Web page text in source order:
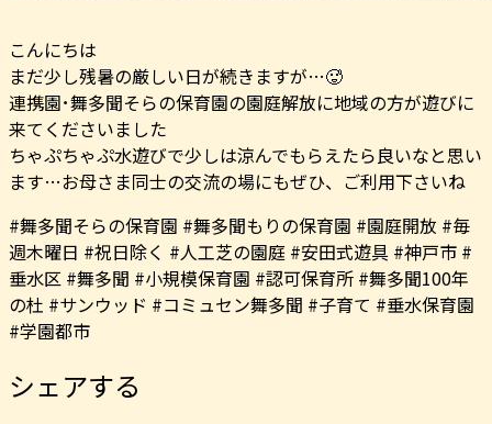
こんにちは️
まだ少し残暑の厳しい日が続きますが…🥵
連携園･舞多聞そらの保育園の園庭解放に地域の方が遊びに
来てくださいました
ちゃぷちゃぷ水遊びで少しは涼んでもらえたら良いなと思い
ます…お母さま同士の交流の場にもぜひ、ご利用下さいね
#舞多聞そらの保育園 #舞多聞もりの保育園 #園庭開放 #毎
週木曜日 #祝日除く #人工芝の園庭 #安田式遊具 #神戸市 #
垂水区 #舞多聞 #小規模保育園 #認可保育所 #舞多聞100年
の杜 #サンウッド #コミュセン舞多聞 #子育て #垂水保育園
#学園都市
シェアする